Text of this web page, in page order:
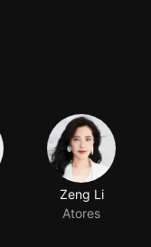
Zeng Li
Atores